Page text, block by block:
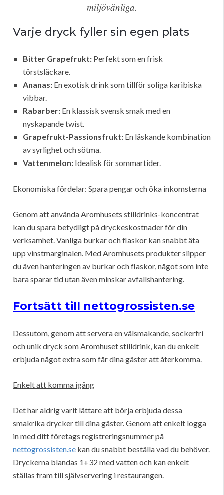
miljövänliga.
Varje dryck fyller sin egen plats
Bitter Grapefrukt: Perfekt som en frisk
törstsläckare.
Ananas: En exotisk drink som tillför soliga karibiska
vibbar.
Rabarber: En klassisk svensk smak med en
nyskapande twist.
Grapefrukt-Passionsfrukt: En läskande kombination
av syrlighet och sötma.
Vattenmelon: Idealisk för sommartider.
Ekonomiska fördelar: Spara pengar och öka inkomsterna
Genom att använda Aromhusets stilldrinks-koncentrat
kan du spara betydligt på dryckeskostnader för din
verksamhet. Vanliga burkar och flaskor kan snabbt äta
upp vinstmarginalen. Med Aromhusets produkter slipper
du även hanteringen av burkar och flaskor, något som inte
bara sparar tid utan även minskar avfallshantering.
Fortsätt till nettogrossisten.se
Dessutom, genom att servera en välsmakande, sockerfri
och unik dryck som Aromhuset stilldrink, kan du enkelt
erbjuda något extra som får dina gäster att återkomma.
Enkelt att komma igång
Det har aldrig varit lättare att börja erbjuda dessa
smakrika drycker till dina gäster. Genom att enkelt logga
in med ditt företags registreringsnummer på
nettogrossisten.se kan du snabbt beställa vad du behöver.
Dryckerna blandas 1+32 med vatten och kan enkelt
ställas fram till självservering i restaurangen.